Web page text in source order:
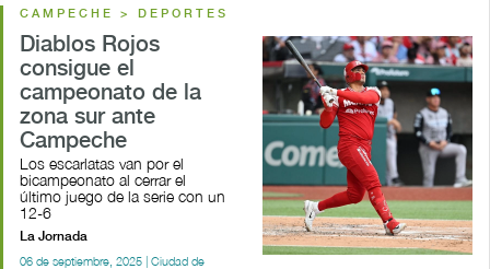
CAMPECHE > DEPORTES
Diablos Rojos
consigue el
campeonato de la
zona sur ante
Campeche
Los escarlatas van por el
bicampeonato al cerrar el
último juego de la serie con un
12-6
La Jornada
06 de septiembre, 2025 | Ciudad de